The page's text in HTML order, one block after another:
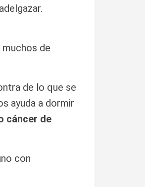
de
de lo que se
ayuda a dormir
cáncer de
con